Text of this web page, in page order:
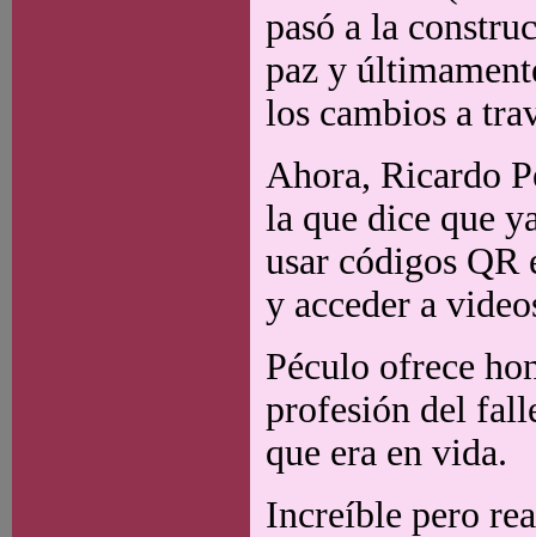
pasó a la
paz y
los cambios a
Ahora, Ricardo
la que dice que
usar códigos QR
y acceder a
Péculo ofrece
profesión del
que era en vida.
Increíble pero